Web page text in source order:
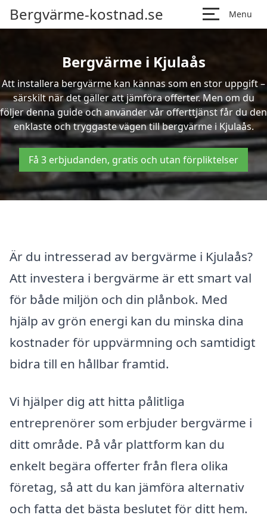
Bergvärme-kostnad.se Menu
Bergvärme i Kjulaås
Att installera bergvärme kan kännas som en stor uppgift –
särskilt när det gäller att jämföra offerter. Men om du
följer denna guide och använder vår offerttjänst får du den
enklaste och tryggaste vägen till bergvärme i Kjulaås.
Få 3 erbjudanden, gratis och utan förpliktelser
Är du intresserad av bergvärme i Kjulaås?
Att investera i bergvärme är ett smart val
för både miljön och din plånbok. Med
hjälp av grön energi kan du minska dina
kostnader för uppvärmning och samtidigt
bidra till en hållbar framtid.
Vi hjälper dig att hitta pålitliga
entreprenörer som erbjuder bergvärme i
ditt område. På vår plattform kan du
enkelt begära offerter från flera olika
företag, så att du kan jämföra alternativ
och fatta det bästa beslutet för ditt hem.